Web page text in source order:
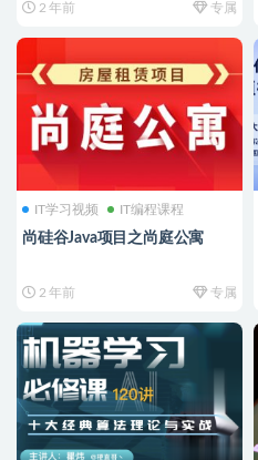
2 年前 专属
IT学习视频 IT编程课程
尚硅谷Java项目之尚庭公寓
2 年前 专属